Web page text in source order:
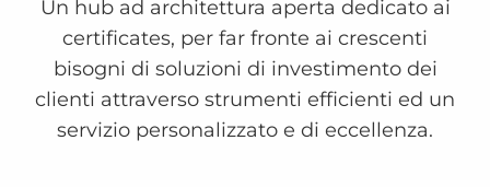
Un hub ad architettura aperta dedicato ai
certificates, per far fronte ai crescenti
bisogni di soluzioni di investimento dei
clienti attraverso strumenti efficienti ed un
servizio personalizzato e di eccellenza.